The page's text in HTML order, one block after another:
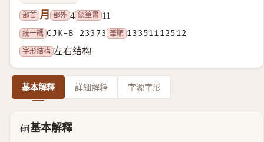
部首 月 部外 4 總筆畫 11
統一碼 CJK-B 23373 筆順 13351112512
字形結構 左右结构
基本解釋 詳細解釋 字源字形
𣍳基本解釋